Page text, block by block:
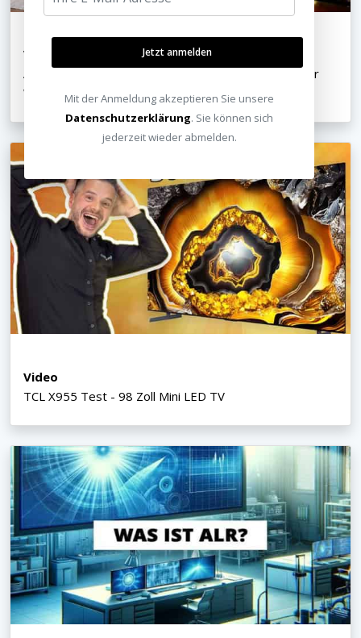
Video
ApolloMotion Bright Test - helle Kontrastleinwand für
Wohnzimmer
Video
TCL X955 Test - 98 Zoll Mini LED TV
Jetzt anmelden
Mit der Anmeldung akzeptieren Sie unsere
Datenschutzerklärung. Sie können sich
jederzeit wieder abmelden.